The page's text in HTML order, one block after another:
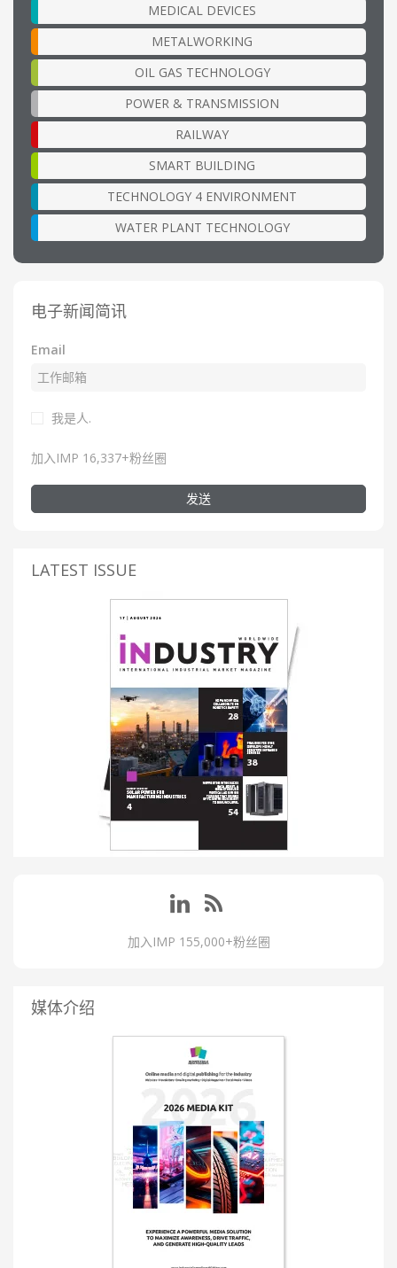
MEDICAL DEVICES
METALWORKING
OIL GAS TECHNOLOGY
POWER & TRANSMISSION
RAILWAY
SMART BUILDING
TECHNOLOGY 4 ENVIRONMENT
WATER PLANT TECHNOLOGY
电子新闻简讯
Email
我是人.
加入IMP 16,337+粉丝圈
发送
LATEST ISSUE
加入IMP 155,000+粉丝圈
媒体介绍